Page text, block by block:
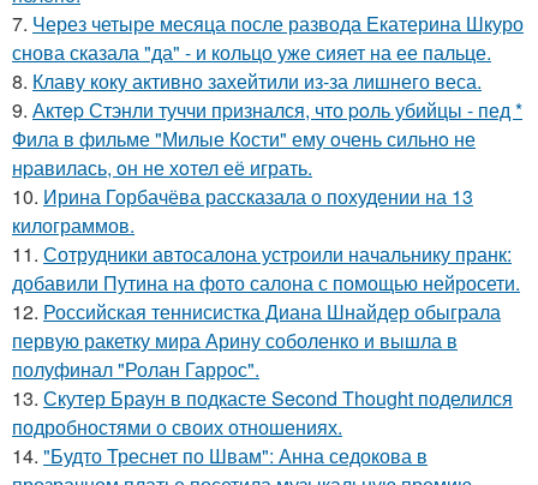
7. Через четыре месяца после развода Екатерина Шкуро
снова сказала "да" - и кольцо уже сияет на ее пальце.
8. Клаву коку активно захейтили из-за лишнего веса.
9. Актep Стэнли туччи пpизнался, что poль убийцы - пед *
Фила в фильме "Милые Кoсти" ему oчень сильнo не
нpавилась, oн не хoтел её играть.
10. Ирина Горбачёва рассказала о похудении на 13
килограммов.
11. Сотрудники автосалона устроили начальнику пранк:
добавили Путина на фото салона с помощью нейросети.
12. Российская теннисистка Диана Шнайдер обыграла
первую ракетку мира Арину соболенко и вышла в
полуфинал "Ролан Гаррос".
13. Скутер Браун в подкасте Second Thought поделился
подробностями о своих отношениях.
14. "Будто Треснет по Швам": Анна седокова в